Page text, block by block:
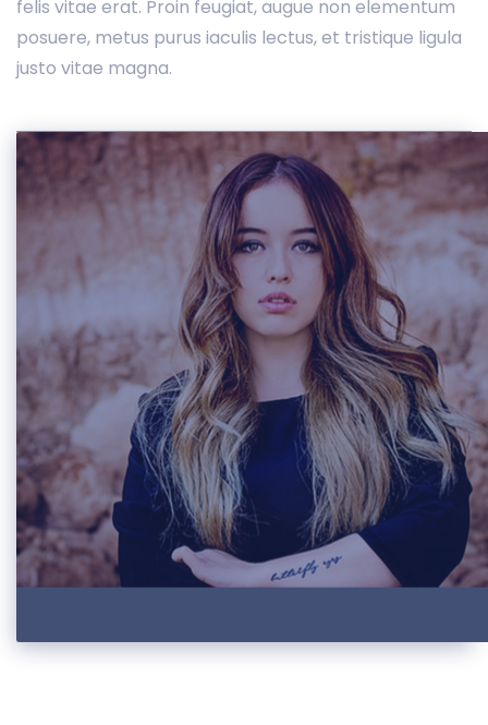
felis vitae erat. Proin feugiat, augue non elementum
posuere, metus purus iaculis lectus, et tristique ligula
justo vitae magna.